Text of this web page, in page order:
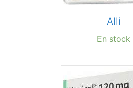
Alli
En stock